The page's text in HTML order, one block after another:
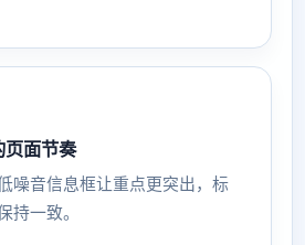
页面节奏
噪音信息框让重点更突出，标
持一致。